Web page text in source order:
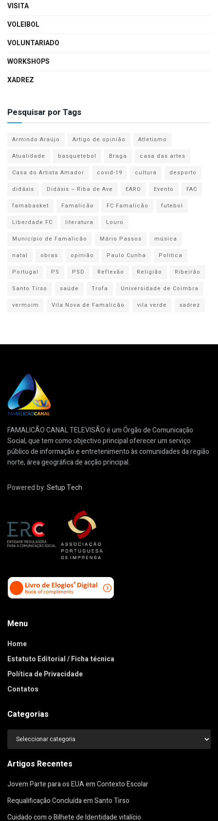
VISITA
VOLEIBOL
VOLUNTARIADO
WORKSHOPS
XADREZ
Pesquisar por Tags
Armindo Araújo Artigo de opinião
Atletismo
Atualidade
basquetebol Braga
casa das artes
Casa do Artista Amador
covid-19 cultura
desporto
didáxis
Didáxis – Riba de Ave EARO Evento
FAC
famabasket
Famalicão FC Famalicão
futebol
Liberdade FC
literatura
Louro
Município de Famalicão
Mário Passos
música
natal
obras opinião Paulo Cunha
Politica
Portugal
PS PSD Reflexão Religião
Ribeirão
Santo Tirso
saúde Trofa
Universidade de Coimbra
vermoim
Vila Nova de Famalicão vila verde xadrez
FAMALICÃO CANAL TELEVISÃO é um Órgão de Comunicação
Social, que tem como objectivo principal oferecer um serviço
público de informação e entretenimento às comunidades da região
norte, área geográfica de acção principal.
Powered by:Setup Tech
Menu
Home
Estatuto Editorial / Ficha técnica
Política de Privacidade
Contatos
Categorias
Categorias
Artigos Recentes
Jovem Parte para os EUA em Contexto Escolar
Requalificação Concluída em Santo Tirso
Cuidado com o Bilhete de Identidade vitalício